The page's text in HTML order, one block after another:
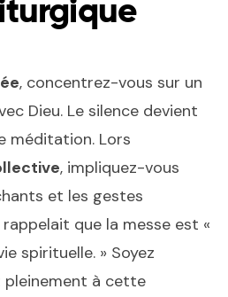
, concentrez-vous sur un
Dieu. Le silence devient
méditation. Lors
, impliquez-vous
et les gestes
que la messe est «
spirituelle. » Soyez
à cette